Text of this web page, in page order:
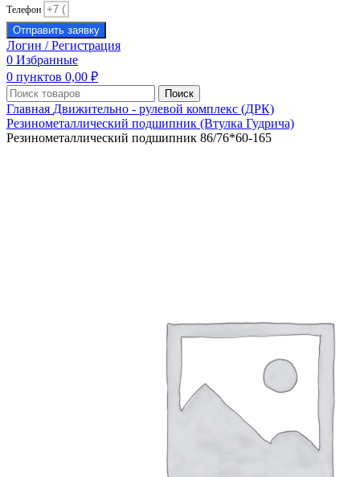
Телефон
Отправить заявку
Логин / Регистрация
0 Избранные
0 пунктов 0,00 ₽
Поиск
Главная Движительно - рулевой комплекс (ДРК)
Резинометаллический подшипник (Втулка Гудрича)
Резинометаллический подшипник 86/76*60-165